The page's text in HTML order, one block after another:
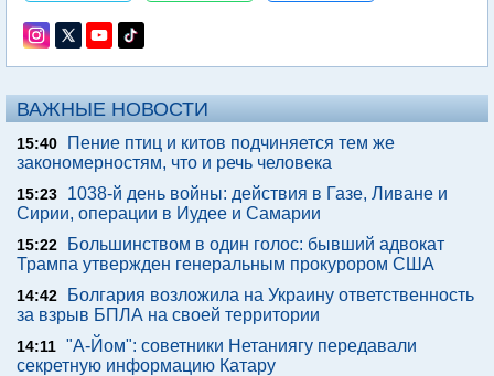
ВАЖНЫЕ НОВОСТИ
15:40
Пение птиц и китов подчиняется тем же
закономерностям, что и речь человека
15:23
1038-й день войны: действия в Газе, Ливане и
Сирии, операции в Иудее и Самарии
15:22
Большинством в один голос: бывший адвокат
Трампа утвержден генеральным прокурором США
14:42
Болгария возложила на Украину ответственность
за взрыв БПЛА на своей территории
14:11 "А-Йом": советники Нетаниягу передавали
секретную информацию Катару